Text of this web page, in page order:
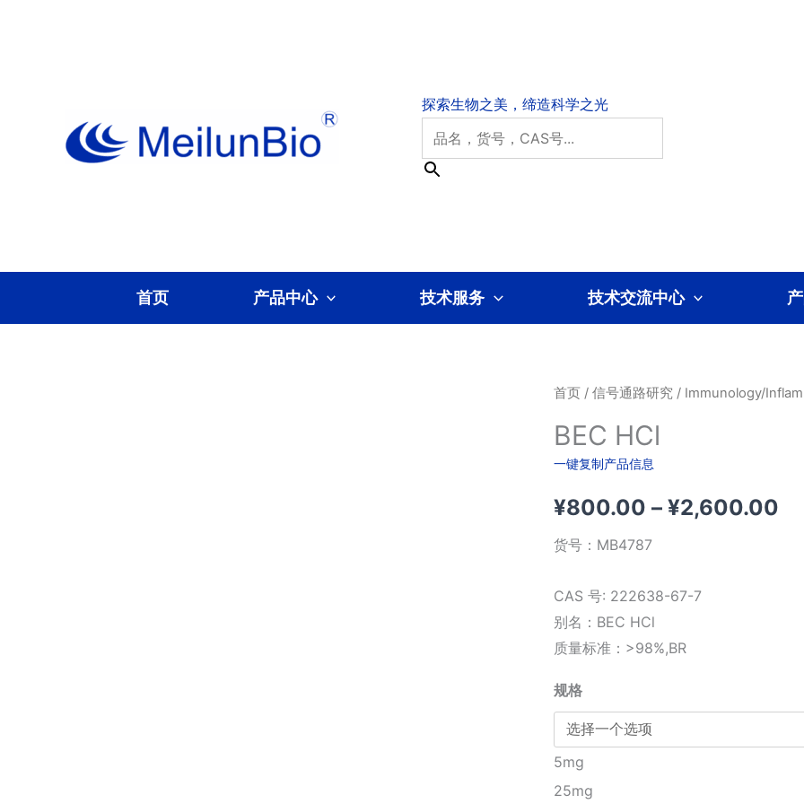
首页 产品中心 技术服务 技术交流中心
首页/ 信号通路研究/ Immunology/
BEC HCl
一键复制产品信息
¥800.00 – ¥2,600.00价
货号： MB4787
CAS 号: 222638-67-7
别名：BEC HCl
质量标准：>98%,BR
规格
5mg
25mg